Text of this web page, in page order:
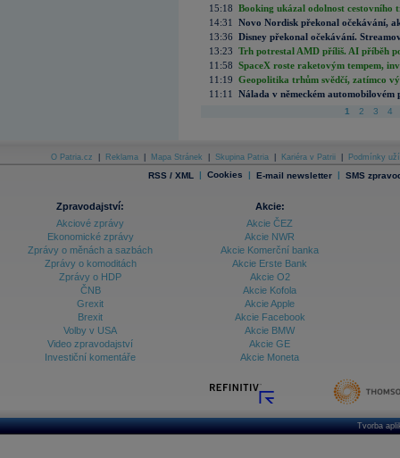
15:18 Booking ukázal odolnost cestovního
14:31
Novo Nordisk překonal očekávání,
13:36 Disney překonal očekávání.
13:23 Trh potrestal AMD příliš. AI příběh
11:58 SpaceX roste raketovým tempem,
11:19 Geopolitika trhům svědčí, zatímco
11:11
Nálada v německém automobilovém
1 2 3 4
O Patria.cz Reklama Mapa Stránek Skupina Patria Kariéra v Patrii Podmínky
RSS / XML | Cookies | E-mail newsletter | SMS
Zpravodajství:
Akciové zprávy
Ekonomické zprávy
Zprávy o měnách a sazbách
Zprávy o komoditách
Zprávy o HDP
ČNB
Grexit
Brexit
Volby v USA
Video zpravodajství
Investiční komentáře
Akcie:
Akcie ČEZ
Akcie NWR
Akcie Komerční banka
Akcie Erste Bank
Akcie O2
Akcie Kofola
Akcie Apple
Akcie Facebook
Akcie BMW
Akcie GE
Akcie Moneta
Tvorba